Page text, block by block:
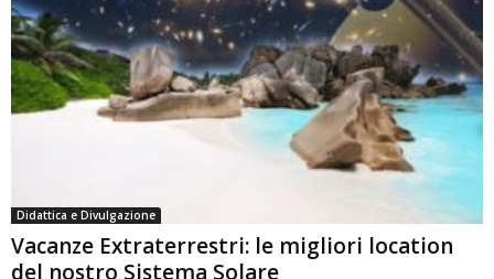
Didattica e Divulgazione
Vacanze Extraterrestri: le migliori location
del nostro Sistema Solare